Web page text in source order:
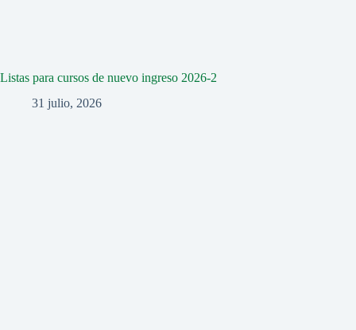
Listas para cursos de nuevo ingreso 2026-2
31 julio, 2026